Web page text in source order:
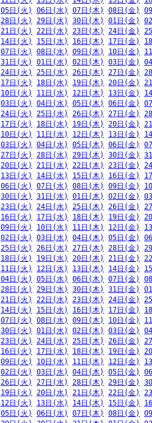
05日(火) 06日(水) 07日(木) 08日(金)
28日(火) 29日(水) 30日(木) 01日(金)
21日(火) 22日(水) 23日(木) 24日(金)
14日(火) 15日(水) 16日(木) 17日(金)
07日(火) 08日(水) 09日(木) 10日(金)
31日(火) 01日(水) 02日(木) 03日(金)
24日(火) 25日(水) 26日(木) 27日(金)
17日(火) 18日(水) 19日(木) 20日(金)
10日(火) 11日(水) 12日(木) 13日(金)
03日(火) 04日(水) 05日(木) 06日(金)
24日(火) 25日(水) 26日(木) 27日(金)
17日(火) 18日(水) 19日(木) 20日(金)
10日(火) 11日(水) 12日(木) 13日(金)
03日(火) 04日(水) 05日(木) 06日(金)
27日(火) 28日(水) 29日(木) 30日(金)
20日(火) 21日(水) 22日(木) 23日(金)
13日(火) 14日(水) 15日(木) 16日(金)
06日(火) 07日(水) 08日(木) 09日(金)
30日(火) 31日(水) 01日(木) 02日(金)
23日(火) 24日(水) 25日(木) 26日(金)
16日(火) 17日(水) 18日(木) 19日(金)
09日(火) 10日(水) 11日(木) 12日(金)
02日(火) 03日(水) 04日(木) 05日(金)
25日(火) 26日(水) 27日(木) 28日(金)
18日(火) 19日(水) 20日(木) 21日(金)
11日(火) 12日(水) 13日(木) 14日(金)
04日(火) 05日(水) 06日(木) 07日(金)
28日(火) 29日(水) 30日(木) 31日(金)
21日(火) 22日(水) 23日(木) 24日(金)
14日(火) 15日(水) 16日(木) 17日(金)
07日(火) 08日(水) 09日(木) 10日(金)
30日(火) 01日(水) 02日(木) 03日(金)
23日(火) 24日(水) 25日(木) 26日(金)
16日(火) 17日(水) 18日(木) 19日(金)
09日(火) 10日(水) 11日(木) 12日(金)
02日(火) 03日(水) 04日(木) 05日(金)
26日(火) 27日(水) 28日(木) 29日(金)
19日(火) 20日(水) 21日(木) 22日(金)
12日(火) 13日(水) 14日(木) 15日(金)
05日(火) 06日(水) 07日(木) 08日(金)